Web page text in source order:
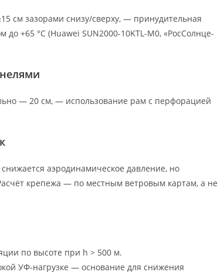
см зазорами снизу/сверху, — принудительная
+65 °C (Huawei SUN2000-10KTL-M0, «РосСолнце-
— 20 см, — использование рам с перфорацией
аэродинамическое давление, но
крепежа — по местным ветровым картам, а не
по высоте при h > 500 м.
УФ-нагрузке — основание для снижения